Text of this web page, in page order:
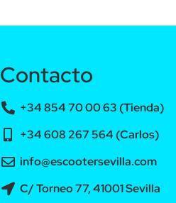
Contacto
+34 854 70 00 63 (Tienda)
+34 608 267 564 (Carlos)
info@escootersevilla.com
C/ Torneo 77, 41001 Sevilla